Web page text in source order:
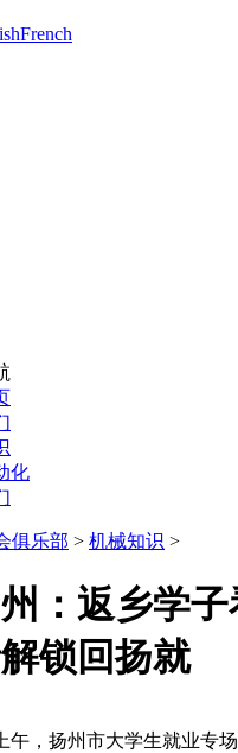
French
化
俱乐部 > 机械知识 >
：返乡学
锁回扬就
，扬州市大学生就业专场